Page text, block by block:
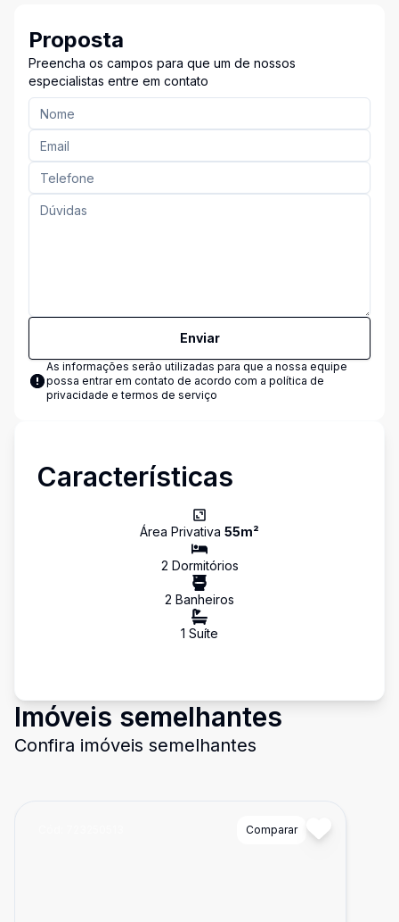
Proposta
Preencha os campos para que um de nossos
especialistas entre em contato
Enviar
As informações serão utilizadas para que a nossa equipe
possa entrar em contato de acordo com a política de
privacidade e termos de serviço
Características
Área Privativa 55m²
2 Dormitórios
2 Banheiros
1 Suíte
Imóveis semelhantes
Confira imóveis semelhantes
Comparar